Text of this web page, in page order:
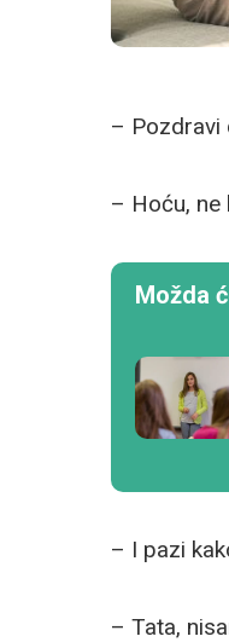
– Pozdravi
– Hoću, ne
Možda
– I pazi
– Tata,